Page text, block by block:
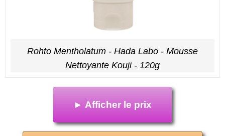
Rohto Mentholatum - Hada Labo - Mousse
Nettoyante Kouji - 120g
► Afficher le prix